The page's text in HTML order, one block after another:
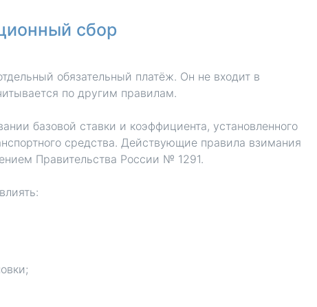
сбор
обязательный платёж. Он не входит в
по другим правилам.
базовой ставки и коэффициента, установленного
средства. Действующие правила взимания
Правительства России № 1291.